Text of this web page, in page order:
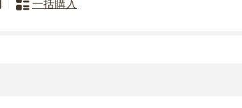
一括購入